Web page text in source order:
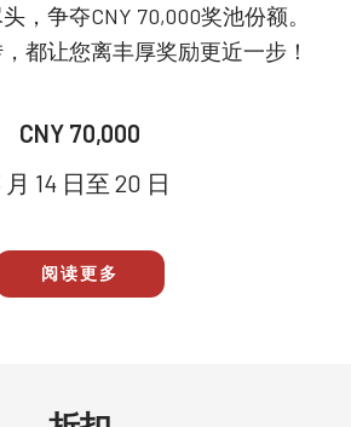
，争夺CNY 70,000奖池份额。
都让您离丰厚奖励更近一步！
CNY 70,000
月 14 日至 20 日
阅读更多